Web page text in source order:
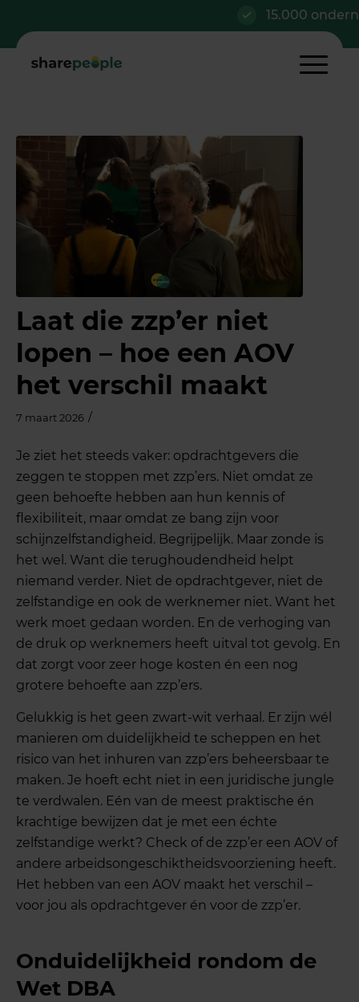
15.000
Laat die zzp’er niet
lopen – hoe een AOV
het verschil maakt
7 maart 2026 /
Je ziet het steeds vaker: opdrachtgevers die
zeggen te stoppen met zzp’ers. Niet omdat ze
geen behoefte hebben aan hun kennis of
flexibiliteit, maar omdat ze bang zijn voor
schijnzelfstandigheid. Begrijpelijk. Maar zonde is
het wel. Want die terughoudendheid helpt
niemand verder. Niet de opdrachtgever, niet de
zelfstandige en ook de werknemer niet. Want het
werk moet gedaan worden. En de verhoging van
de druk op werknemers heeft uitval tot gevolg. En
dat zorgt voor zeer hoge kosten én een nog
grotere behoefte aan zzp’ers.
Gelukkig is het geen zwart-wit verhaal. Er zijn wél
manieren om duidelijkheid te scheppen en het
risico van het inhuren van zzp’ers beheersbaar te
maken. Je hoeft echt niet in een juridische jungle
te verdwalen. Eén van de meest praktische én
krachtige bewijzen dat je met een échte
zelfstandige werkt? Check of de zzp’er een AOV of
andere arbeidsongeschiktheidsvoorziening heeft.
Het hebben van een AOV maakt het verschil –
voor jou als opdrachtgever én voor de zzp’er.
Onduidelijkheid rondom de
Wet DBA